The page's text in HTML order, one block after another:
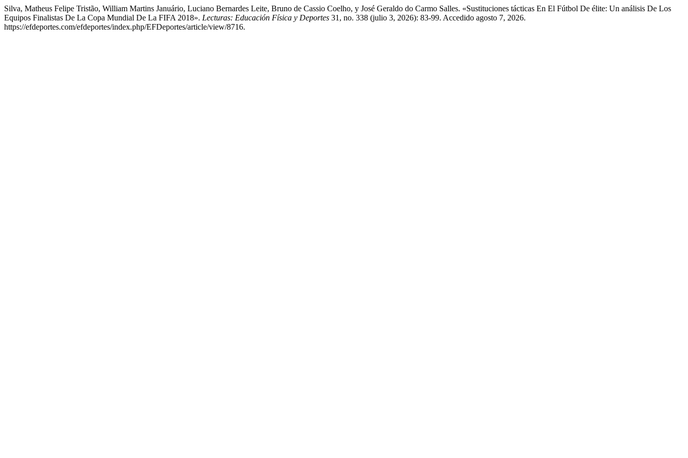
Silva, Matheus Felipe Tristão, William Martins Januário, Luciano Bernardes Leite, Bruno de Cassio Coelho, y José Geraldo do Carmo Salles. «Sustituciones tácticas En El Fútbol De élite: Un análisis De Los
Equipos Finalistas De La Copa Mundial De La FIFA 2018». Lecturas: Educación Física y Deportes 31, no. 338 (julio 3, 2026): 83-99. Accedido agosto 7, 2026.
https://efdeportes.com/efdeportes/index.php/EFDeportes/article/view/8716.